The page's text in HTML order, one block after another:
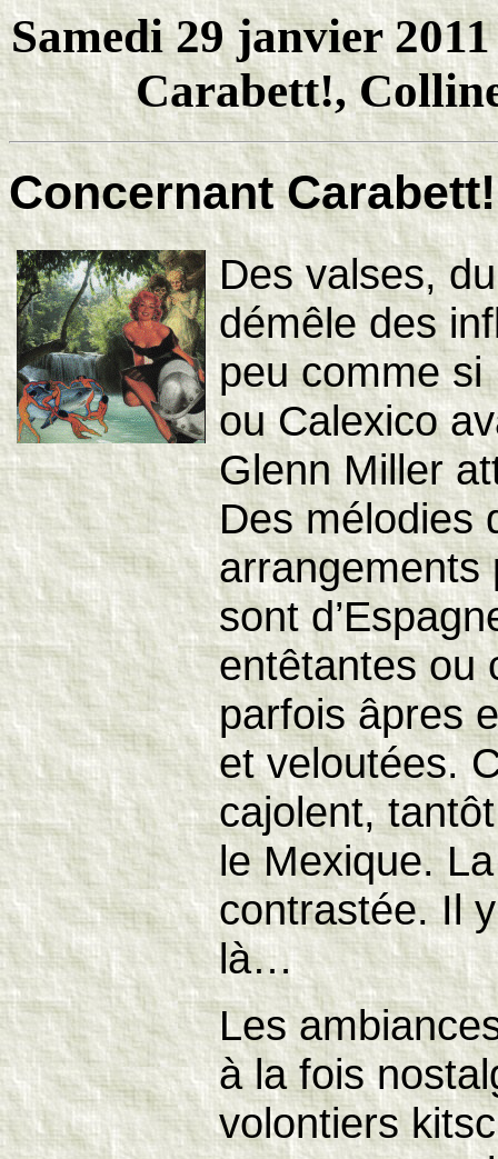
Samedi 29 janvier
Carabett!,
Concernant Carabett!
Des valses,
démêle des
peu comme si
ou Calexico
Glenn Miller
Des mélodies
arrangements
sont
entêtantes ou
parfois âpres
et veloutées.
cajolent,
le Mexique.
contrastée. Il
là…
Les
à la fois
volontiers